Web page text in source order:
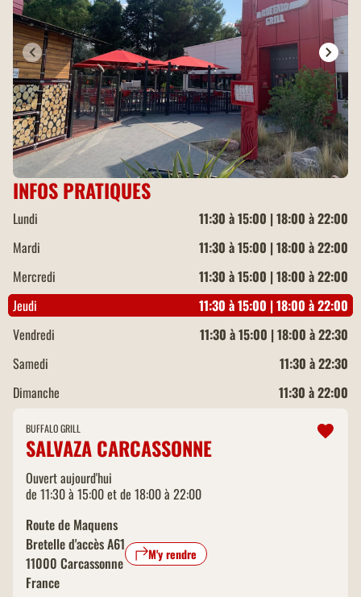
INFOS PRATIQUES
Lundi
11:30 à 15:00 | 18:00 à 22:00
Mardi
11:30 à 15:00 | 18:00 à 22:00
Mercredi
11:30 à 15:00 | 18:00 à 22:00
Jeudi
11:30 à 15:00 | 18:00 à 22:00
Vendredi
11:30 à 15:00 | 18:00 à 22:30
Samedi
11:30 à 22:30
Dimanche
11:30 à 22:00
BUFFALO GRILL
SALVAZA CARCASSONNE
Ouvert aujourd'hui
de 11:30 à 15:00 et de 18:00 à 22:00
Route de Maquens
Bretelle d'accès A61
11000 Carcassonne
France
M'y rendre